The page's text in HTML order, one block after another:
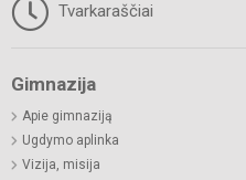
Tvarkaraščiai
Gimnazija
Apie gimnaziją
Ugdymo aplinka
Vizija, misija